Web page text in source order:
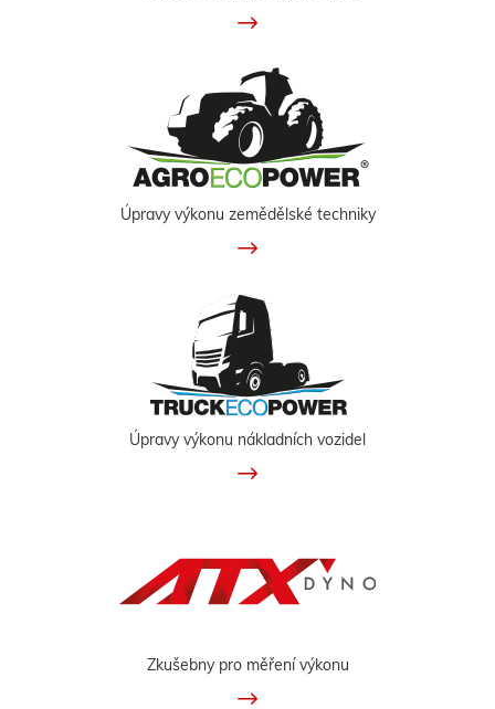
Úpravy výkonu zemědělské techniky
Úpravy výkonu nákladních vozidel
Zkušebny pro měření výkonu